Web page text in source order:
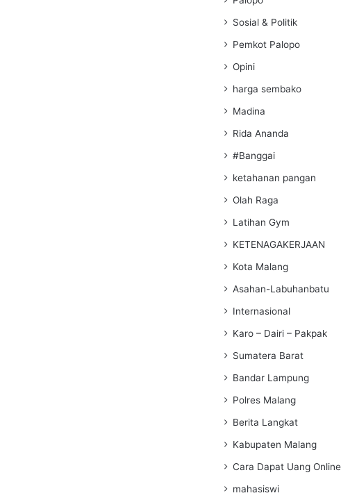
Sosial & Politik
Pemkot Palopo
Opini
harga sembako
Madina
Rida Ananda
#Banggai
ketahanan pangan
Olah Raga
Latihan Gym
KETENAGAKERJAAN
Kota Malang
Asahan-Labuhanbatu
Internasional
Karo – Dairi – Pakpak
Sumatera Barat
Bandar Lampung
Polres Malang
Berita Langkat
Kabupaten Malang
Cara Dapat Uang Online
mahasiswi